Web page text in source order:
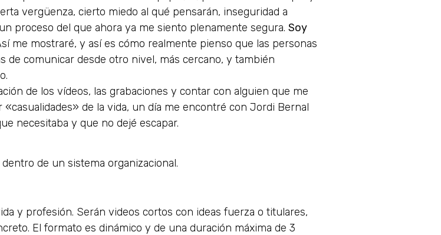
vergüenza, cierto miedo al qué pensarán, inseguridad a
proceso del que ahora ya me siento plenamente segura. Soy
me mostraré, y así es cómo realmente pienso que las personas
de comunicar desde otro nivel, más cercano, y también
de los vídeos, las grabaciones y contar con alguien que me
«casualidades» de la vida, un día me encontré con Jordi Bernal
necesitaba y que no dejé escapar.
de un sistema organizacional.
y profesión. Serán videos cortos con ideas fuerza o titulares,
El formato es dinámico y de una duración máxima de 3